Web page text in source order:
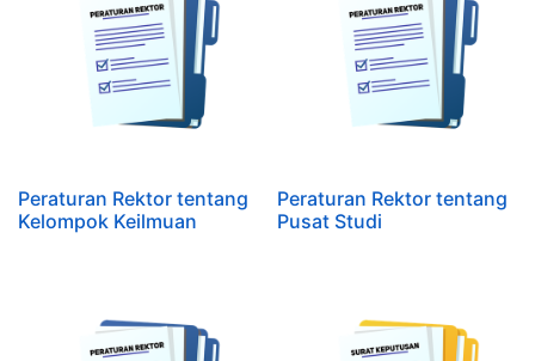
Peraturan Rektor tentang
Kelompok Keilmuan
Peraturan Rektor tentang
Pusat Studi